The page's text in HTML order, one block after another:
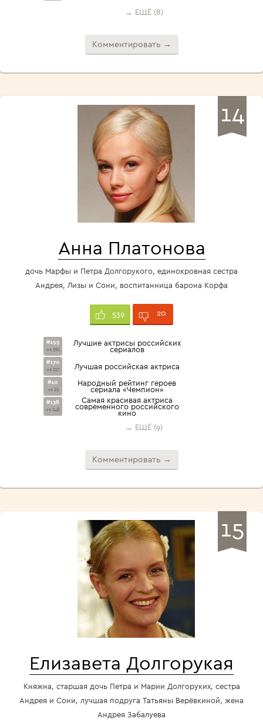
→ ЕЩЁ (8)
Комментировать →
14
Анна Платонова
дочь Марфы и Петра Долгорукого, единокровная сестра
Андрея, Лизы и Сони, воспитанница барона Корфа
539 20
#155
из 591
Лучшие актрисы российских
сериалов
#170
из 217 Лучшая российская актриса
#10
из 22
Народный рейтинг героев
сериала «Чемпион»
#138
из 248
Cамая красивая актриса
современного российского
кино
→ ЕЩЁ (9)
Комментировать →
15
Елизавета Долгорукая
Княжна, старшая дочь Петра и Марии Долгоруких, сестра
Андрея и Сони, лучшая подруга Татьяны Верёвкиной, жена
Андрея Забалуева